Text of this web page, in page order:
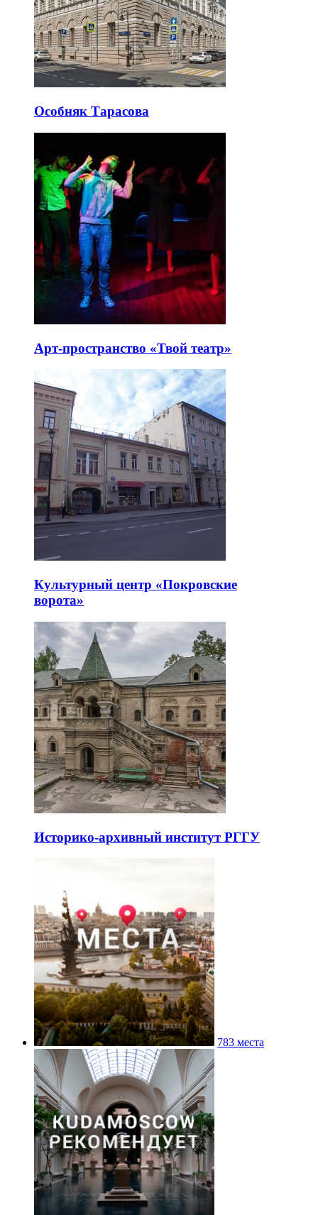
Особняк Тарасова
Арт-пространство «Твой театр»
Культурный центр «Покровские
ворота»
Историко-архивный институт РГГУ
783 места